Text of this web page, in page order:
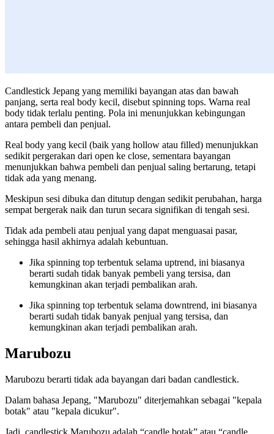
Candlestick Jepang yang memiliki bayangan atas dan bawah
panjang, serta real body kecil, disebut spinning tops. Warna real
body tidak terlalu penting. Pola ini menunjukkan kebingungan
antara pembeli dan penjual.
Real body yang kecil (baik yang hollow atau filled) menunjukkan
sedikit pergerakan dari open ke close, sementara bayangan
menunjukkan bahwa pembeli dan penjual saling bertarung, tetapi
tidak ada yang menang.
Meskipun sesi dibuka dan ditutup dengan sedikit perubahan, harga
sempat bergerak naik dan turun secara signifikan di tengah sesi.
Tidak ada pembeli atau penjual yang dapat menguasai pasar,
sehingga hasil akhirnya adalah kebuntuan.
Jika spinning top terbentuk selama uptrend, ini biasanya
berarti sudah tidak banyak pembeli yang tersisa, dan
kemungkinan akan terjadi pembalikan arah.
Jika spinning top terbentuk selama downtrend, ini biasanya
berarti sudah tidak banyak penjual yang tersisa, dan
kemungkinan akan terjadi pembalikan arah.
Marubozu
Marubozu berarti tidak ada bayangan dari badan candlestick.
Dalam bahasa Jepang, "Marubozu" diterjemahkan sebagai "kepala
botak" atau "kepala dicukur".